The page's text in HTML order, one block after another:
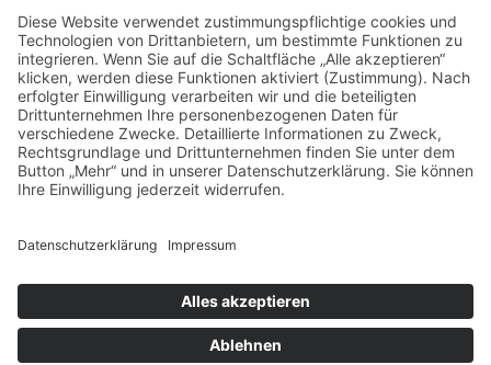
Social Media
ESV Amberg e.V.
ESV Amberg Leichtathletik
Rechtliches
Impressum
Datenschutz